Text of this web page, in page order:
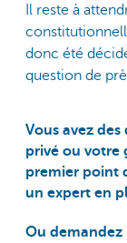
Il reste à
donc été
question de
Vous avez
privé ou votre
premier point
un expert en
Ou